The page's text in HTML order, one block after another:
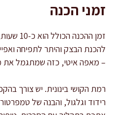
זמני הכנה
להכנת הבצק והיתר לתפיחה
– מאפה איטי, כזה שמתגמל את
רמת הקושי בינונית. יש צורך
רידוד וגלגול, והבנה של